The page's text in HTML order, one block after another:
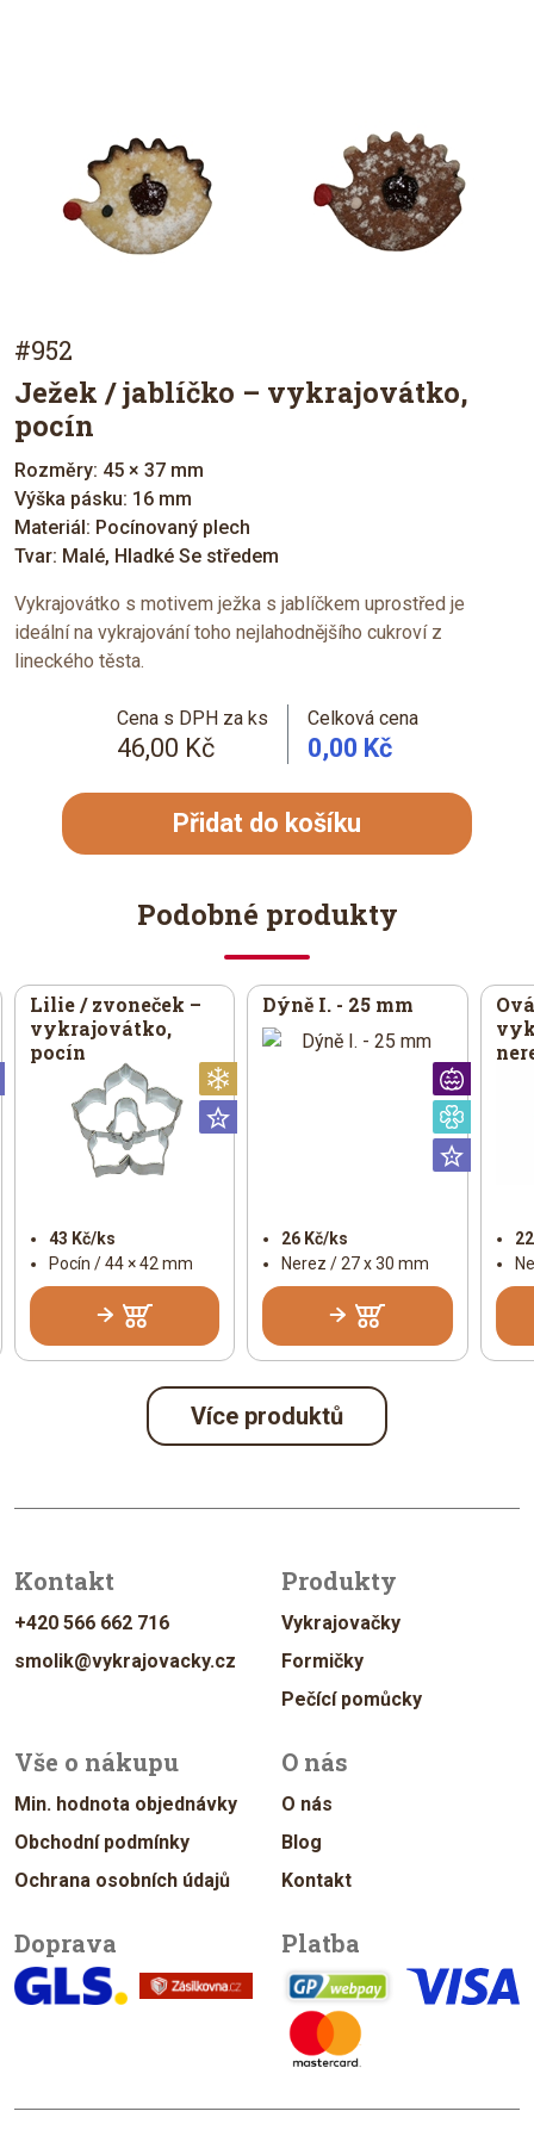
#952
Ježek / jablíčko – vykrajovátko,
pocín
Rozměry: 45 × 37 mm
Výška pásku: 16 mm
Materiál: Pocínovaný plech
Tvar: Malé, Hladké Se středem
Vykrajovátko s motivem ježka s jablíčkem uprostřed je
ideální na vykrajování toho nejlahodnějšího cukroví z
lineckého těsta.
Cena s DPH za ks
46,00 Kč
Celková cena
0,00 Kč
Přidat do košíku
Podobné produkty
Lilie / zvoneček –
vykrajovátko,
pocín
43 Kč/ks
Pocín / 44 × 42 mm
Dýně I. - 25 mm
26 Kč/ks
Nerez / 27 x 30 mm
Universální
Více produktů
Kontakt
+420 566 662 716
smolik@vykrajovacky.cz
Produkty
Vykrajovačky
Formičky
Pečící pomůcky
Vše o nákupu
Min. hodnota objednávky
Obchodní podmínky
Ochrana osobních údajů
O nás
O nás
Blog
Kontakt
Doprava Platba